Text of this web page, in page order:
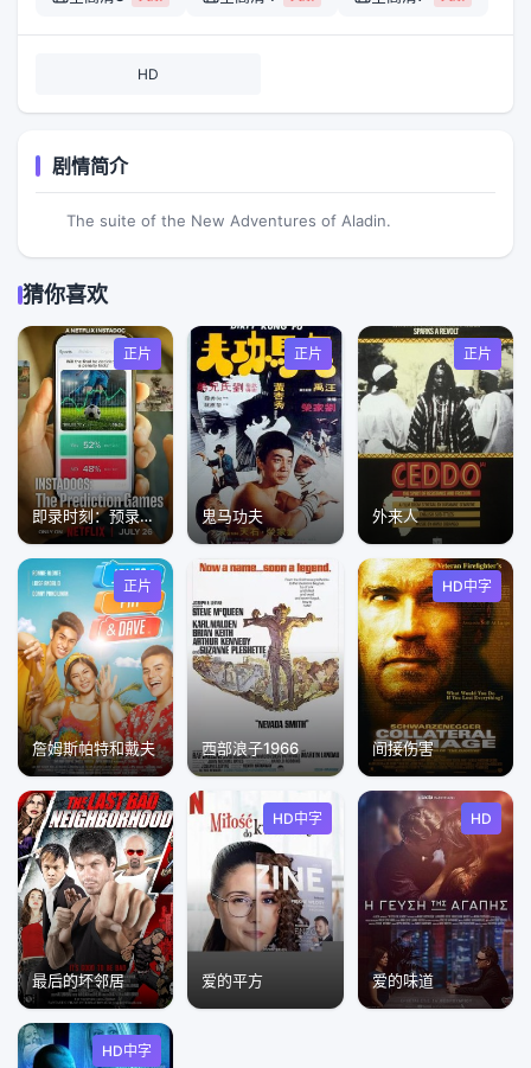
HD
剧情简介
The suite of the New Adventures of Aladin.
猜你喜欢
正片
即录时刻：预录游戏
正片
鬼马功夫
正片
外来人
正片
詹姆斯帕特和戴夫 西部浪子1966
HD中字
间接伤害
最后的坏邻居
HD中字
爱的平方
HD
爱的味道
HD中字